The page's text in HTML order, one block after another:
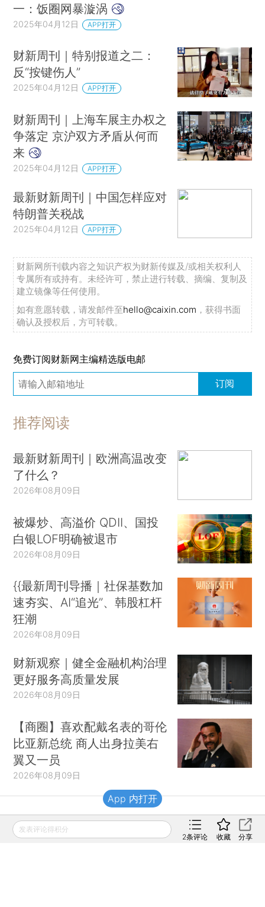
一：饭圈网暴漩涡
2025年04月12日 APP打开
财新周刊｜特别报道之二：
反“按键伤人”
2025年04月12日 APP打开
财新周刊｜上海车展主办权之
争落定 京沪双方矛盾从何而
来
2025年04月12日 APP打开
最新财新周刊｜中国怎样应对
特朗普关税战
2025年04月12日 APP打开
财新网所刊载内容之知识产权为财新传媒及/或相关权利人
专属所有或持有。未经许可，禁止进行转载、摘编、复制及
建立镜像等任何使用。
如有意愿转载，请发邮件至hello@caixin.com ，获得书面
确认及授权后，方可转载。
免费订阅财新网主编精选版电邮
订阅
推荐阅读
最新财新周刊｜欧洲高温改变
了什么？
2026年08月09日
被爆炒、高溢价 QDII、国投
白银LOF明确被退市
2026年08月09日
{{最新周刊导播｜社保基数加
速夯实、AI“追光”、韩股杠杆
狂潮
2026年08月09日
财新观察｜健全金融机构治理
更好服务高质量发展
2026年08月09日
【商圈】喜欢配戴名表的哥伦
比亚新总统 商人出身拉美右
翼又一员
2026年08月09日
财新移动
发表评论得积分
2条评论 收藏 分享
App 内打开